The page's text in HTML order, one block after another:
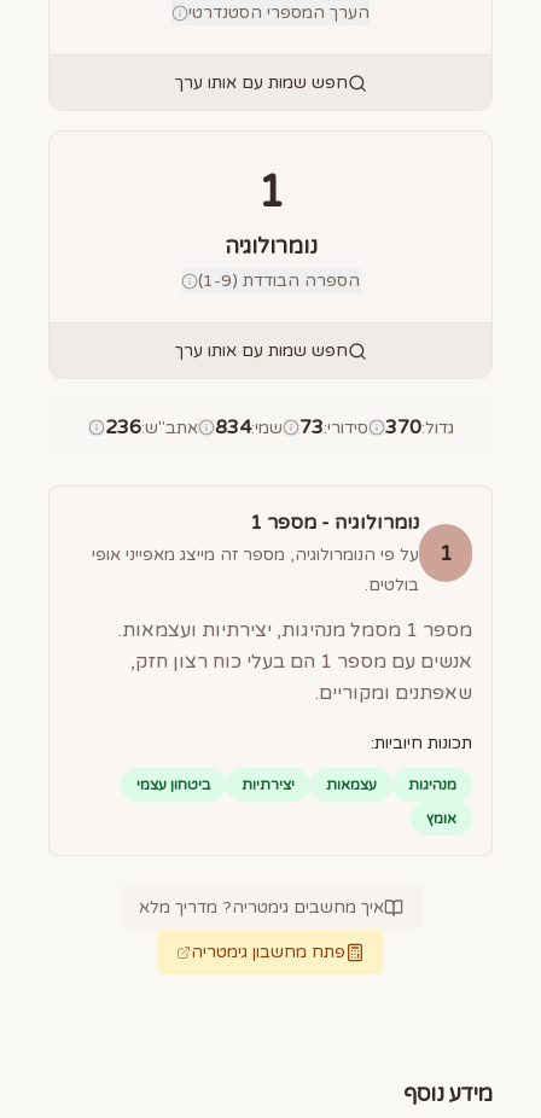
הערך המספרי הסטנדרטי
חפש שמות עם אותו ערך
1
נומרולוגיה
הספרה הבודדת (1-9)
חפש שמות עם אותו ערך
גדול:
370 סידורי:
73 שמי:
834 אתב"ש:
236
1
נומרולוגיה - מספר 1
על פי הנומרולוגיה, מספר זה מייצג מאפייני אופי
בולטים.
מספר 1 מסמל מנהיגות, יצירתיות ועצמאות.
אנשים עם מספר 1 הם בעלי כוח רצון חזק,
שאפתנים ומקוריים.
תכונות חיוביות:
מנהיגות עצמאות יצירתיות
ביטחון עצמי
אומץ
איך מחשבים גימטריה? מדריך מלא
פתח מחשבון גימטריה
מידע נוסף